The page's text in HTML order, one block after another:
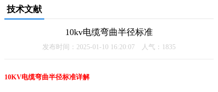
技术文献
10kv电缆弯曲半径标准
发布时间：2025-01-10 16:20:07 人气： 1835
10KV电缆弯曲半径标准详解